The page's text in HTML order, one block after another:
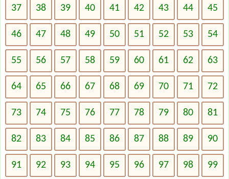
37 38 39 40 41 42 43 44 45
46 47 48 49 50 51 52 53 54
55 56 57 58 59 60 61 62 63
64 65 66 67 68 69 70 71 72
73 74 75 76 77 78 79 80 81
82 83 84 85 86 87 88 89 90
91 92 93 94 95 96 97 98 99